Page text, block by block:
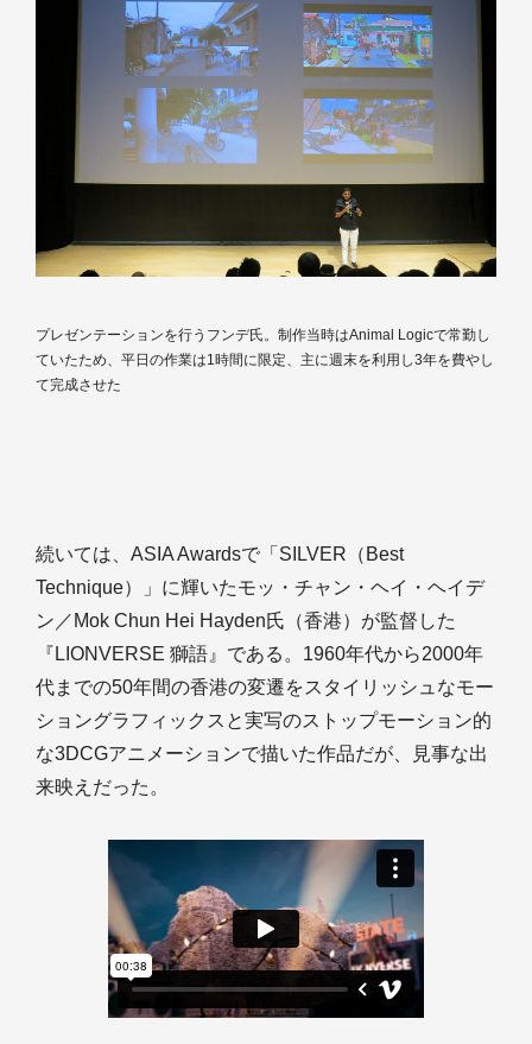
プレゼンテーションを行うフンデ氏。制作当時はAnimal Logicで常勤し
ていたため、平日の作業は1時間に限定、主に週末を利用し3年を費やし
て完成させた
続いては、ASIA Awardsで「SILVER（Best
Technique）」に輝いたモッ・チャン・ヘイ・ヘイデ
ン／Mok Chun Hei Hayden氏（香港）が監督した
『LIONVERSE 獅語』である。1960年代から2000年
代までの50年間の香港の変遷をスタイリッシュなモー
ショングラフィックスと実写のストップモーション的
な3DCGアニメーションで描いた作品だが、見事な出
来映えだった。